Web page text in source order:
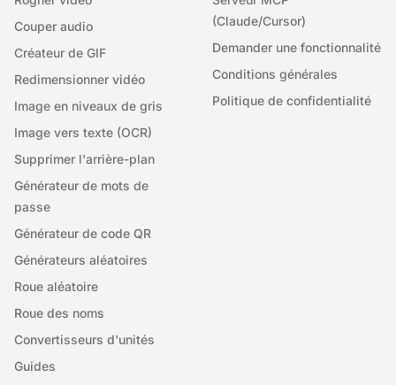
Couper audio
Créateur de GIF
Redimensionner vidéo
Image en niveaux de gris
Image vers texte (OCR)
Supprimer l'arrière-plan
Générateur de mots de
passe
Générateur de code QR
Générateurs aléatoires
Roue aléatoire
Roue des noms
Convertisseurs d'unités
Guides
(Claude/Cursor)
Demander une fonctionnalité
Conditions générales
Politique de confidentialité